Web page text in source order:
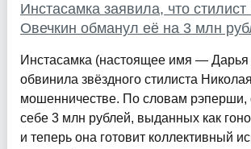
Инстасамка заявила, что
Овечкин обманул её на 3 млн
Инстасамка (настоящее имя — Дарья
обвинила звёздного стилиста
мошенничестве. По словам рэперши,
себе 3 млн рублей, выданных как
и теперь она готовит коллективный